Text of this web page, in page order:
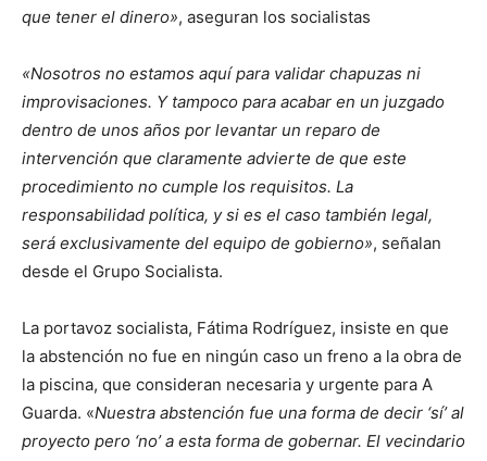
que tener el dinero», aseguran los socialistas
«Nosotros no estamos aquí para validar chapuzas ni
improvisaciones. Y tampoco para acabar en un juzgado
dentro de unos años por levantar un reparo de
intervención que claramente advierte de que este
procedimiento no cumple los requisitos. La
responsabilidad política, y si es el caso también legal,
será exclusivamente del equipo de gobierno», señalan
desde el Grupo Socialista.
La portavoz socialista, Fátima Rodríguez, insiste en que
la abstención no fue en ningún caso un freno a la obra de
la piscina, que consideran necesaria y urgente para A
Guarda. «Nuestra abstención fue una forma de decir ‘sí’ al
proyecto pero ‘no’ a esta forma de gobernar. El vecindario